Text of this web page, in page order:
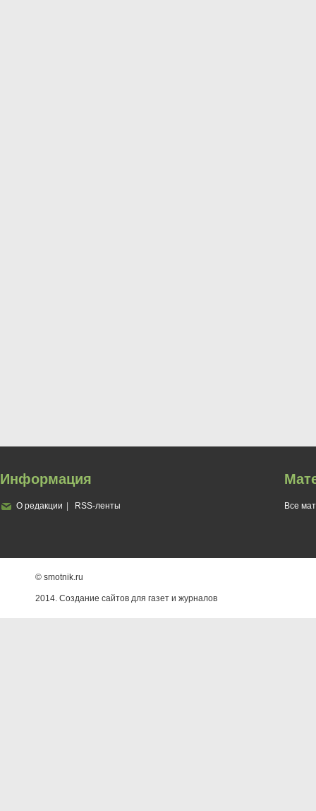
Информация
О редакции RSS-ленты Все
© smotnik.ru
2014. Создание сайтов для газет и журналов